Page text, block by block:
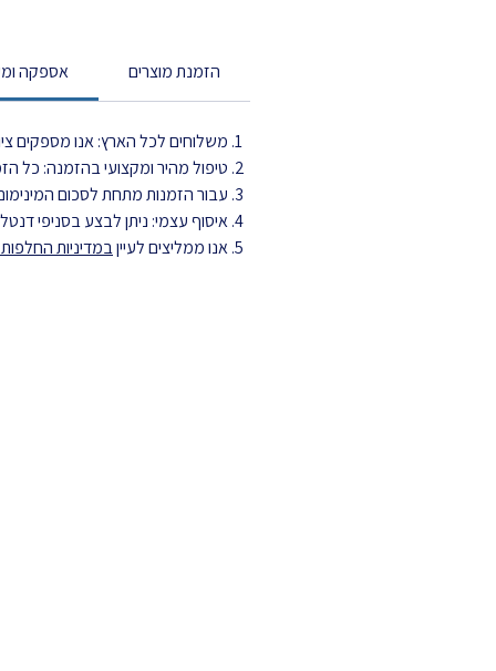
אספקה הזמנת מוצרים
משלוחים לכל הארץ: אנו מספקים
טיפול מהיר ומקצועי בהזמנה: כל הזמנה מטופלת עד 3 ימי עסקים
עבור הזמנות מתחת לסכום
איסוף עצמי: ניתן לבצע בסניפי
אנו ממליצים לעייןבמדיניות